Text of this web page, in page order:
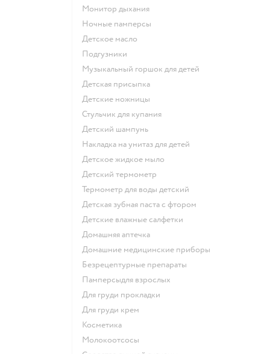
монитор дыхания
ночные памперсы
детское масло
подгузники
музыкальный горшок для детей
детская присыпка
детские ножницы
стульчик для купания
детский шампунь
накладка на унитаз для детей
детское жидкое мыло
детский термометр
термометр для воды детский
детская зубная паста с фтором
детские влажные салфетки
домашняя аптечка
домашние медицинские приборы
безрецептурные препараты
памперсыдля взрослых
для груди прокладки
для груди крем
косметика
Молокоотсосы